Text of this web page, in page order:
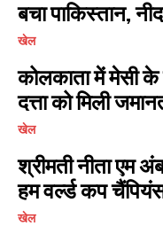
बचा पाकिस्तान,
खेल
कोलकाता में मेसी
दत्ता को मिली
खेल
श्रीमती नीता एम
हम वर्ल्ड कप
खेल